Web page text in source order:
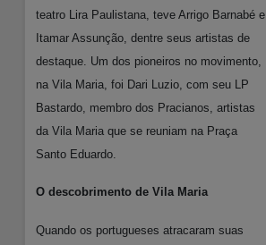
teatro Lira Paulistana, teve Arrigo Barnabé e
Itamar Assunção, dentre seus artistas de
destaque. Um dos pioneiros no movimento,
na Vila Maria, foi Dari Luzio, com seu LP
Bastardo, membro dos Pracianos, artistas
da Vila Maria que se reuniam na Praça
Santo Eduardo.
O descobrimento de Vila Maria
Quando os portugueses atracaram suas